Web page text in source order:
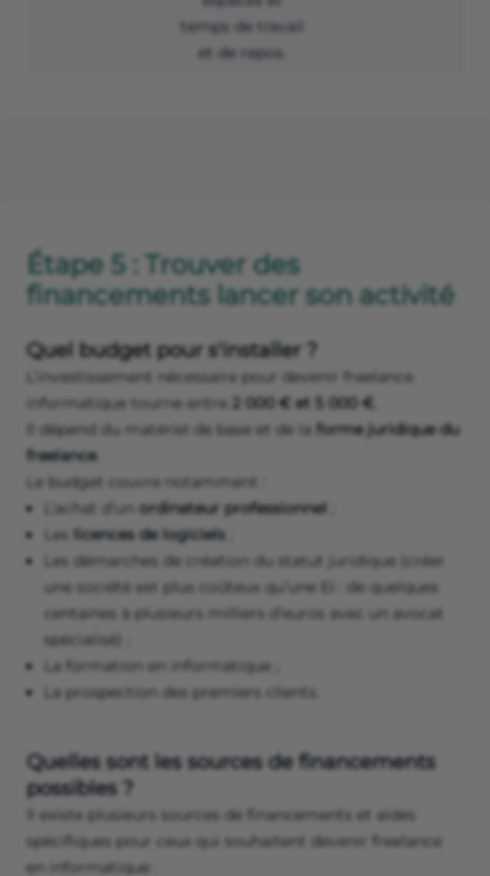
temps de travail
et de repos.
Étape 5 : Trouver des
financements lancer son activité
Quel budget pour s'installer ?
L’investissement nécessaire pour devenir freelance
informatique tourne entre 2 000 € et 5 000 €
ll dépend du matériel de base et de la forme juridique du
freelance.
Le budget couvre notamment :
L’achat d’un ordinateur professionnel
Les licences de logiciels
Les démarches de création du statut juridique (créer
une société est plus coûteux qu’une EI : de quelques
centaines à plusieurs milliers d’euros avec un avocat
spécialisé) ;
La formation en informatique ;
La prospection des premiers clients.
Quelles sont les sources de financements
possibles ?
Il existe plusieurs sources de financements et aides
spécifiques pour ceux qui souhaitent devenir freelance
en informatique :